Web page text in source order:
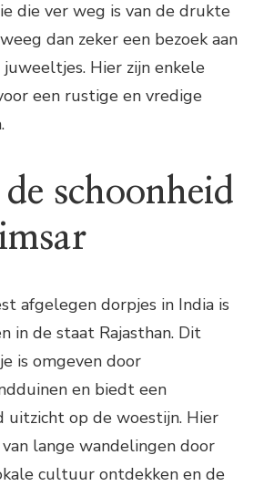
die ver weg is van de drukte
dan zeker een bezoek aan
Hier zijn enkele
een rustige en vredige
schoonheid
afgelegen dorpjes in India is
in de staat Rajasthan. Dit
is omgeven door
en biedt een
uitzicht op de woestijn. Hier
lange wandelingen door
cultuur ontdekken en de